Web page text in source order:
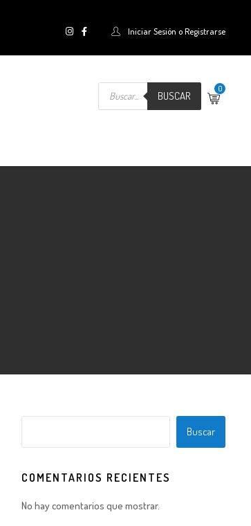
Iniciar Sesión o Registrarse
Búsqueda de productos
BUSCAR
0
Buscar
COMENTARIOS RECIENTES
No hay comentarios que mostrar.